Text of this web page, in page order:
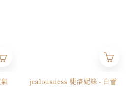
jealousness 婕洛妮絲 - 白雪